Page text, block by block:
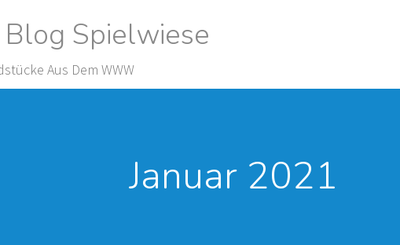
Spielwiese
Aus Dem WWW
Januar 2021